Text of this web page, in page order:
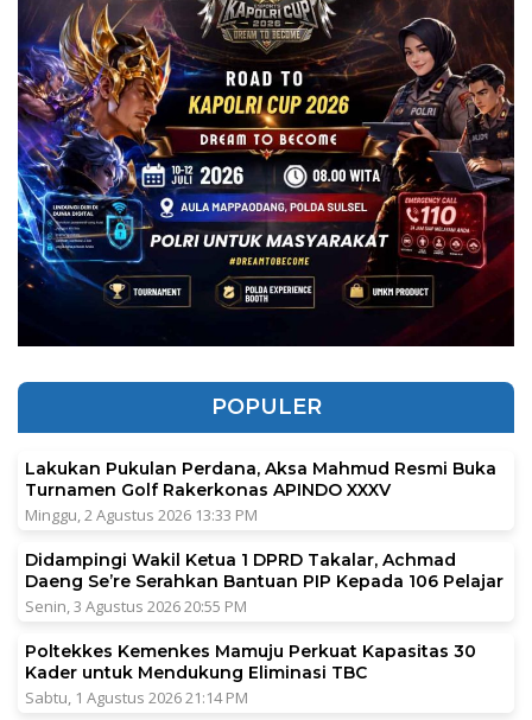
POPULER
Lakukan Pukulan Perdana, Aksa Mahmud Resmi Buka
Turnamen Golf Rakerkonas APINDO XXXV
Minggu, 2 Agustus 2026 13:33 PM
Didampingi Wakil Ketua 1 DPRD Takalar, Achmad
Daeng Se’re Serahkan Bantuan PIP Kepada 106 Pelajar
Senin, 3 Agustus 2026 20:55 PM
Poltekkes Kemenkes Mamuju Perkuat Kapasitas 30
Kader untuk Mendukung Eliminasi TBC
Sabtu, 1 Agustus 2026 21:14 PM